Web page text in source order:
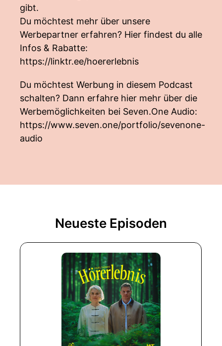
gibt.
Du möchtest mehr über unsere
Werbepartner erfahren? Hier findest du alle
Infos & Rabatte:
https://linktr.ee/hoererlebnis
Du möchtest Werbung in diesem Podcast
schalten? Dann erfahre hier mehr über die
Werbemöglichkeiten bei Seven.One Audio:
https://www.seven.one/portfolio/sevenone-
audio
Neueste Episoden